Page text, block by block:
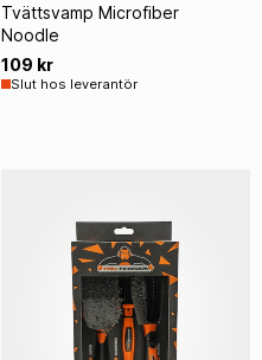
Tvättsvamp Microfiber
Noodle
109 kr
Slut hos leverantör